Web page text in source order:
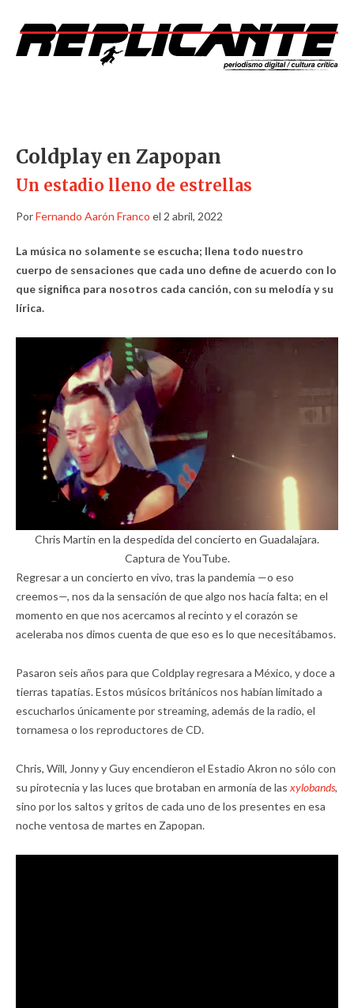
Coldplay en Zapopan
Un estadio lleno de estrellas
PorFernando Aarón Franco el 2 abril, 2022
La música no solamente se escucha; llena todo nuestro
cuerpo de sensaciones que cada uno define de acuerdo con lo
que significa para nosotros cada canción, con su melodía y su
lírica.
Chris Martin en la despedida del concierto en Guadalajara.
Captura de YouTube.
Regresar a un concierto en vivo, tras la pandemia —o eso
creemos—, nos da la sensación de que algo nos hacía falta; en el
momento en que nos acercamos al recinto y el corazón se
aceleraba nos dimos cuenta de que eso es lo que necesitábamos.
Pasaron seis años para que Coldplay regresara a México, y doce a
tierras tapatías. Estos músicos británicos nos habían limitado a
escucharlos únicamente por streaming, además de la radio, el
tornamesa o los reproductores de CD.
Chris, Will, Jonny y Guy encendieron el Estadio Akron no sólo con
su pirotecnia y las luces que brotaban en armonía de las xylobands,
sino por los saltos y gritos de cada uno de los presentes en esa
noche ventosa de martes en Zapopan.